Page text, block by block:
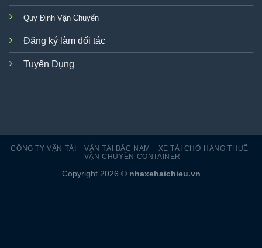
Quy Định Vận Chuyển
Đăng ký làm đối tác
Tuyển Dụng
CÔNG TY VẬN TẢI VẬN TẢI BẮC NAM
XE TẢI CHỞ HÀNG THUÊ
VẬN CHUYỂN CONTAINER
Copyright 2026 © nhaxehaichieu.vn